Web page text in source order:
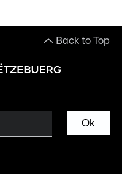
Back to Top
Ok